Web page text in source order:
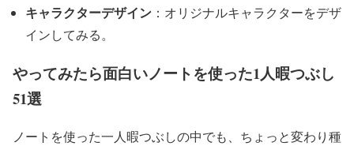
キャラクターデザイン ：オリジナルキャラクターをデザ
インしてみる。
やってみたら面白いノートを使った1人暇つぶし
51選
ノートを使った一人暇つぶしの中でも、ちょっと変わり種